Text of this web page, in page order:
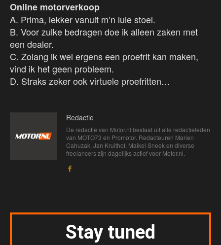
Online motorverkoop
A. Prima, lekker vanuit m’n luie stoel.
B. Voor zulke bedragen doe ik alleen zaken met
een dealer.
C. Zolang ik wel ergens een proefrit kan maken,
vind ik het geen probleem.
D. Straks zeker ook virtuele proefritten…
Redactie
De redactie van Motor.nl bestaat uit alle redactieleden
van MOTO73 en Promotor. Redacteuren Marien
Cahuzak, Jan Kruithof, Maikel Sneek en diverse
freelancers zijn dagelijks actief voor Motor.nl.
Stay tuned